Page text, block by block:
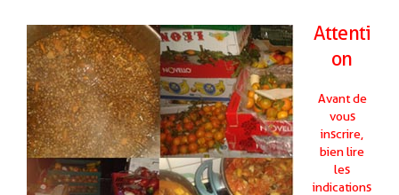
Attenti
on
Avant de
vous
inscrire,
bien lire
les
indications